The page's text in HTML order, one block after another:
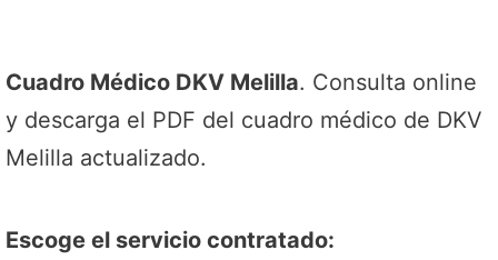
Cuadro Médico DKV Melilla. Consulta online
y descarga el PDF del cuadro médico de DKV
Melilla actualizado.
Escoge el servicio contratado: